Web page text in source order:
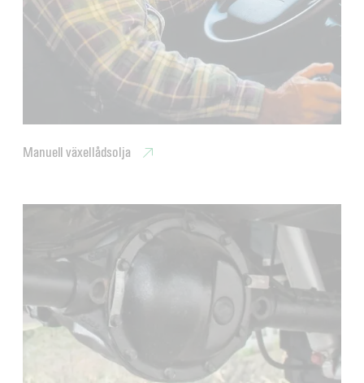
Manuell växellådsolja